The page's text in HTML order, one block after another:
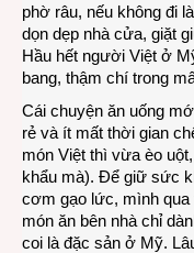
phờ râu, nếu không đi
dọn dẹp nhà cửa, giặt
Hầu hết người Việt ở
bang, thậm chí trong
Cái chuyện ăn uống
rẻ và ít mất thời gian
món Việt thì vừa èo
khẩu mà). Để giữ sức
cơm gạo lức, mình
món ăn bên nhà chỉ
coi là đặc sản ở Mỹ.